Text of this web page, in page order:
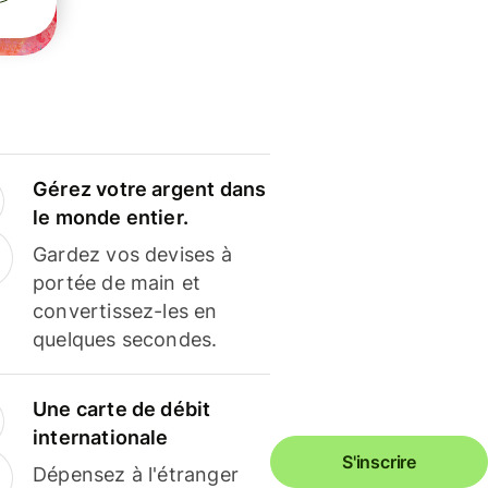
Gérez votre argent dans
le monde entier.
Gardez vos devises à
portée de main et
convertissez-les en
quelques secondes.
Une carte de débit
internationale
Dépensez à l'étranger
S'inscrire